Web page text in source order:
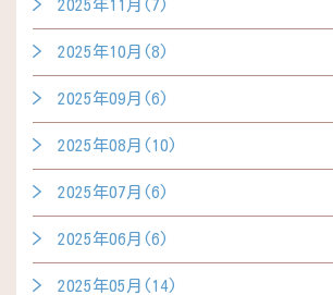
2025年11月(7)
2025年10月(8)
2025年09月(6)
2025年08月(10)
2025年07月(6)
2025年06月(6)
2025年05月(14)